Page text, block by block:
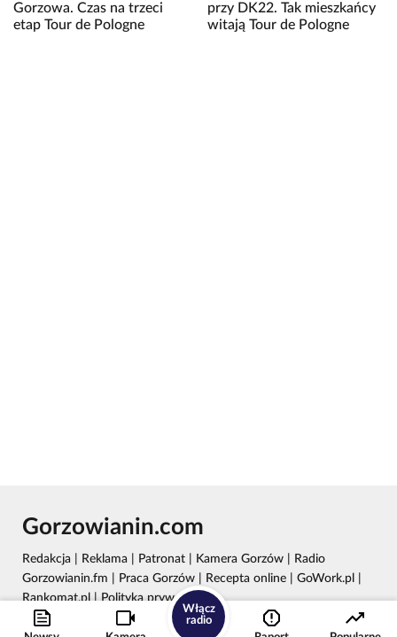
Gorzowa. Czas na trzeci
etap Tour de Pologne
przy DK22. Tak mieszkańcy
witają Tour de Pologne
Włącz
radio
Gorzowianin.com
Redakcja Reklama Patronat Kamera Gorzów
Radio
Gorzowianin.fm
Praca Gorzów Recepta online GoWork.pl
Rankomat.pl|Polityka prywatności
Wydawca: REC24 Sp. z o.o.